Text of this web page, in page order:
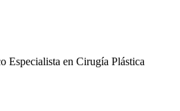
Especialista en Cirugía Plástica